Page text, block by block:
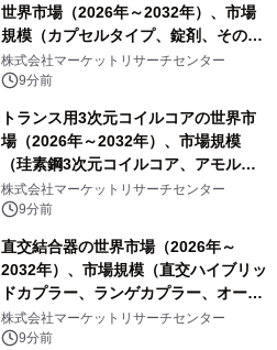
世界市場（2026年～2032年）、市場
規模（カプセルタイプ、錠剤、その
他）・分析レポートを発表
株式会社マーケットリサーチセンター
9分前
トランス用3次元コイルコアの世界市
場（2026年～2032年）、市場規模
（珪素鋼3次元コイルコア、アモルフ
ァス合金3次元コイルコア）・分析レ
ポートを発表
株式会社マーケットリサーチセンター
9分前
直交結合器の世界市場（2026年～
2032年）、市場規模（直交ハイブリッ
ドカプラー、ランゲカプラー、オーバ
ーレイカプラー、その他）・分析レポ
ートを発表
株式会社マーケットリサーチセンター
9分前